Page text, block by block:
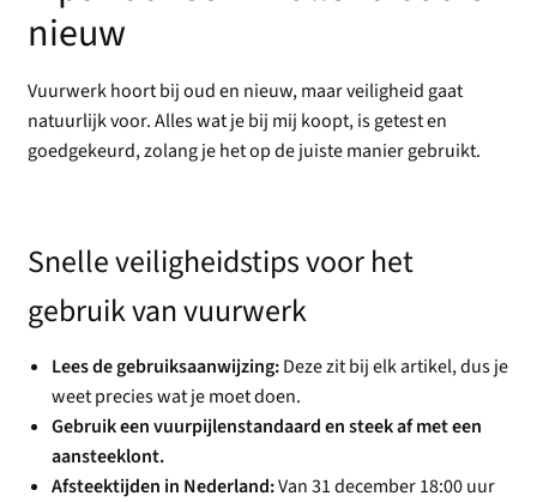
nieuw
Vuurwerk hoort bij oud en nieuw, maar veiligheid gaat
natuurlijk voor. Alles wat je bij mij koopt, is getest en
goedgekeurd, zolang je het op de juiste manier gebruikt.
Snelle veiligheidstips voor het
gebruik van vuurwerk
Lees de gebruiksaanwijzing:Deze zit bij elk artikel, dus je
weet precies wat je moet doen.
Gebruik een vuurpijlenstandaard en steek af met een
aansteeklont.
Afsteektijden in Nederland:Van 31 december 18:00 uur